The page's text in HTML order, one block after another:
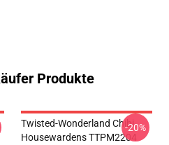
Produkte
Twisted-Wonderland Chibi
Housewardens TTPM2204
-20%